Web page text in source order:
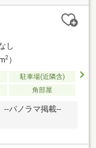
し
2）
駐車場(近隣含)
角部屋
--パノラマ掲載--